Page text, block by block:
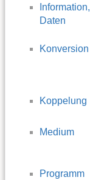
Information,
Daten
Konversion
Koppelung
Medium
Programm